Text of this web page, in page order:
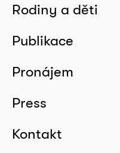
Rodiny a děti
Publikace
Pronájem
Press
Kontakt